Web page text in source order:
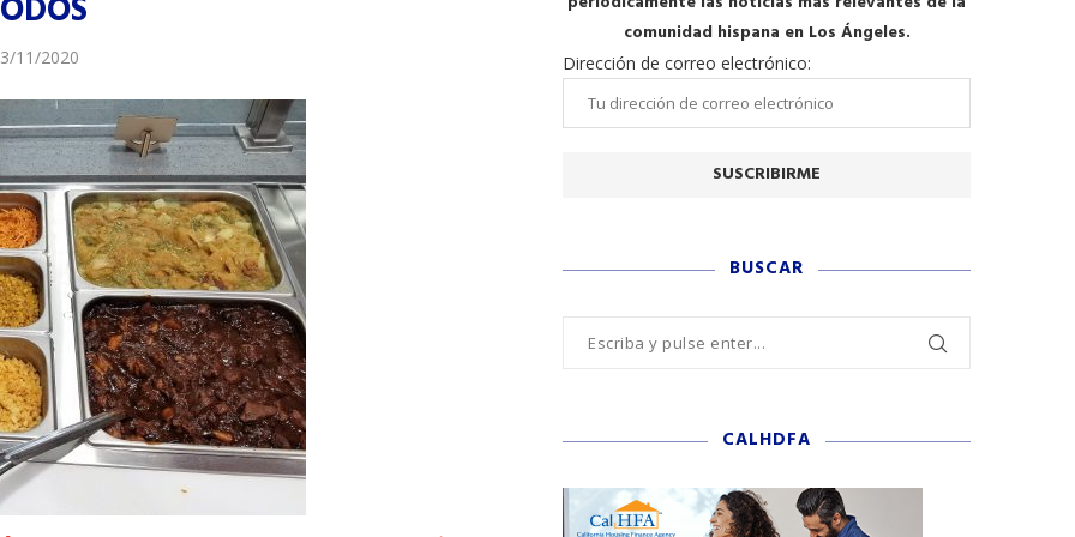
11/2020
comunidad hispana en Los Ángeles.
Dirección de correo electrónico:
BUSCAR
CALHDFA